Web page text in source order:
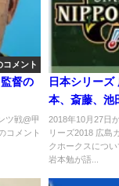
コメント
督の
ツ戦@甲
コメント
日本シリー
本、斎藤、池
月21日
2018年10月27日
リーズ2018 広島
クホークスについ
岩本勉が語...